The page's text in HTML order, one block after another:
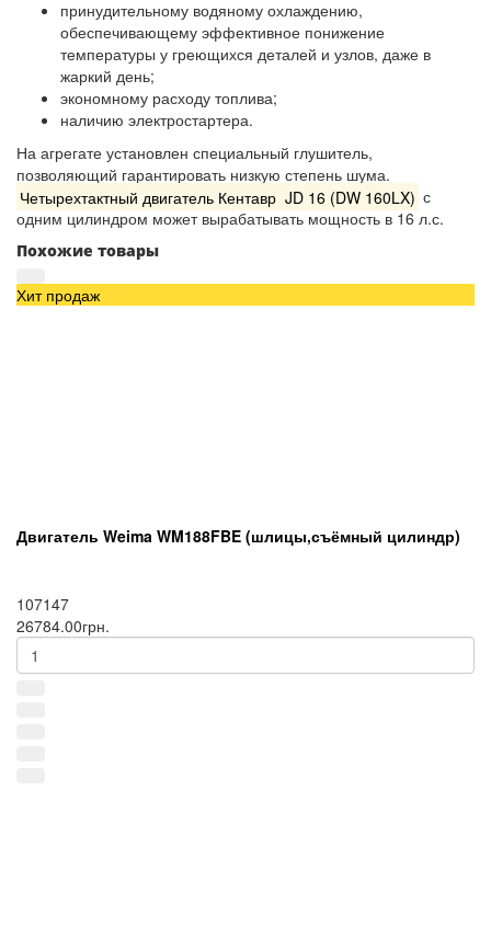
принудительному водяному охлаждению,
обеспечивающему эффективное понижение
температуры у греющихся деталей и узлов, даже в
жаркий день;
экономному расходу топлива;
наличию электростартера.
На агрегате установлен специальный глушитель,
позволяющий гарантировать низкую степень шума.
Четырехтактный двигатель Кентавр JD 16 (DW 160LX) с
одним цилиндром может вырабатывать мощность в 16 л.с.
Похожие товары
Хит продаж
Двигатель Weima WM188FBE (шлицы,съёмный цилиндр)
107147
26784.00грн.